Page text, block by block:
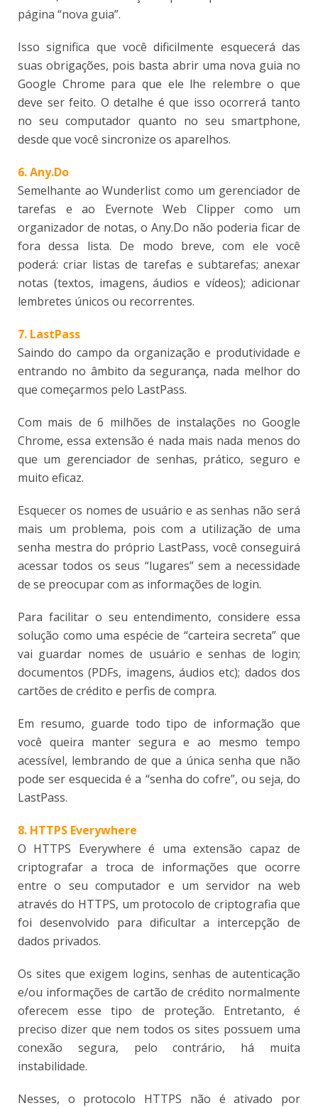
página “nova guia”.
Isso significa que você dificilmente esquecerá das
suas obrigações, pois basta abrir uma nova guia no
Google Chrome para que ele lhe relembre o que
deve ser feito. O detalhe é que isso ocorrerá tanto
no seu computador quanto no seu smartphone,
desde que você sincronize os aparelhos.
6. Any.Do
Semelhante ao Wunderlist como um gerenciador de
tarefas e ao Evernote Web Clipper como um
organizador de notas, o Any.Do não poderia ficar de
fora dessa lista. De modo breve, com ele você
poderá: criar listas de tarefas e subtarefas; anexar
notas (textos, imagens, áudios e vídeos); adicionar
lembretes únicos ou recorrentes.
7. LastPass
Saindo do campo da organização e produtividade e
entrando no âmbito da segurança, nada melhor do
que começarmos pelo LastPass.
Com mais de 6 milhões de instalações no Google
Chrome, essa extensão é nada mais nada menos do
que um gerenciador de senhas, prático, seguro e
muito eficaz.
Esquecer os nomes de usuário e as senhas não será
mais um problema, pois com a utilização de uma
senha mestra do próprio LastPass, você conseguirá
acessar todos os seus “lugares” sem a necessidade
de se preocupar com as informações de login.
Para facilitar o seu entendimento, considere essa
solução como uma espécie de “carteira secreta” que
vai guardar nomes de usuário e senhas de login;
documentos (PDFs, imagens, áudios etc); dados dos
cartões de crédito e perfis de compra.
Em resumo, guarde todo tipo de informação que
você queira manter segura e ao mesmo tempo
acessível, lembrando de que a única senha que não
pode ser esquecida é a “senha do cofre”, ou seja, do
LastPass.
8. HTTPS Everywhere
O HTTPS Everywhere é uma extensão capaz de
criptografar a troca de informações que ocorre
entre o seu computador e um servidor na web
através do HTTPS, um protocolo de criptografia que
foi desenvolvido para dificultar a intercepção de
dados privados.
Os sites que exigem logins, senhas de autenticação
e/ou informações de cartão de crédito normalmente
oferecem esse tipo de proteção. Entretanto, é
preciso dizer que nem todos os sites possuem uma
conexão segura, pelo contrário, há muita
instabilidade.
Nesses, o protocolo HTTPS não é ativado por